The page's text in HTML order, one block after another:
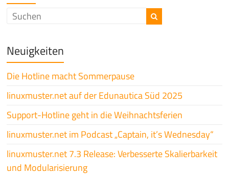
Neuigkeiten
Die Hotline macht Sommerpause
linuxmuster.net auf der Edunautica Süd 2025
Support-Hotline geht in die Weihnachtsferien
linuxmuster.net im Podcast „Captain, it’s Wednesday“
linuxmuster.net 7.3 Release: Verbesserte Skalierbarkeit
und Modularisierung